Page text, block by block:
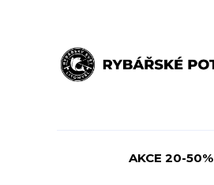
AKCE 20-50%